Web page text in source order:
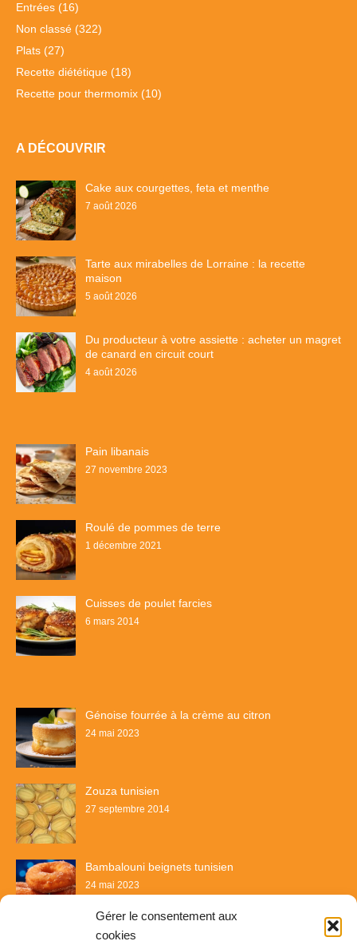
Gérer le consentement aux
cookies
Entrées (16)
Non classé (322)
Plats (27)
Recette diététique (18)
Recette pour thermomix (10)
A DÉCOUVRIR
Cake aux courgettes, feta et menthe
7 août 2026
Tarte aux mirabelles de Lorraine : la recette
maison
5 août 2026
Du producteur à votre assiette : acheter un magret
de canard en circuit court
4 août 2026
Pain libanais
27 novembre 2023
Roulé de pommes de terre
1 décembre 2021
Cuisses de poulet farcies
6 mars 2014
Génoise fourrée à la crème au citron
24 mai 2023
Zouza tunisien
27 septembre 2014
Bambalouni beignets tunisien
24 mai 2023